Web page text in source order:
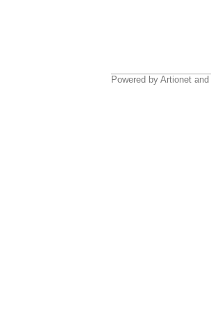
Powered by Artionet and